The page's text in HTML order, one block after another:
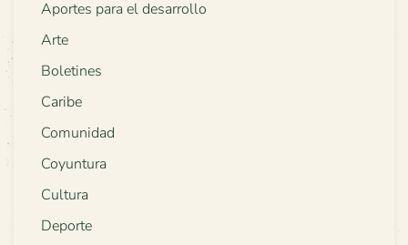
Aportes para el desarrollo
Arte
Boletines
Caribe
Comunidad
Coyuntura
Cultura
Deporte